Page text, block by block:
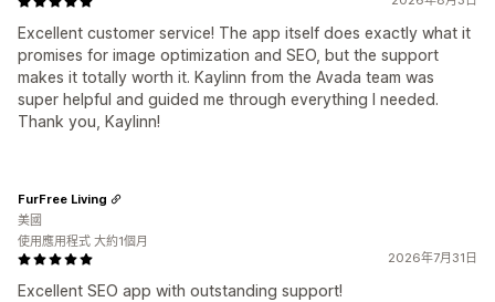
Excellent customer service! The app itself does exactly what it
promises for image optimization and SEO, but the support
makes it totally worth it. Kaylinn from the Avada team was
super helpful and guided me through everything I needed.
Thank you, Kaylinn!
2026年7月31日
Excellent SEO app with outstanding support!
FurFree Living
美國
使用應用程式 大約1個月